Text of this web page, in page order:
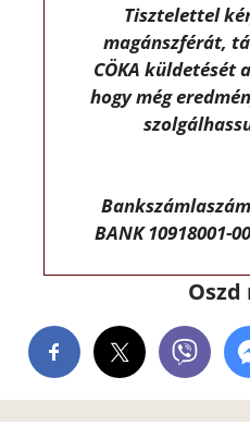
Tisztelettel
magánszférát,
CÖKA küldetését
hogy még
BANK 10918001-
Oszd